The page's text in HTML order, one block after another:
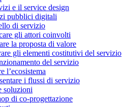
e il service design
pubblici digitali
di servizio
gli attori coinvolti
la proposta di valore
gli elementi costitutivi del servizio
del servizio
l’ecosistema
i flussi di servizio
soluzioni
di co-progettazione